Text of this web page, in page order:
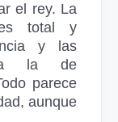
el rey. La
es total y
y las
a la de
parece
aunque